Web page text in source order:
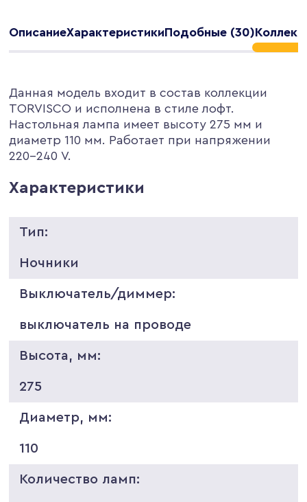
ОписаниеХарактеристикиПодобные (30)
Данная модель входит в состав коллекции
TORVISCO и исполнена в стиле лофт.
Настольная лампа имеет высоту 275 мм и
диаметр 110 мм. Работает при напряжении
220-240 V.
Характеристики
Тип:
Ночники
Выключатель/диммер:
выключатель на проводе
Высота, мм:
275
Диаметр, мм:
110
Количество ламп: